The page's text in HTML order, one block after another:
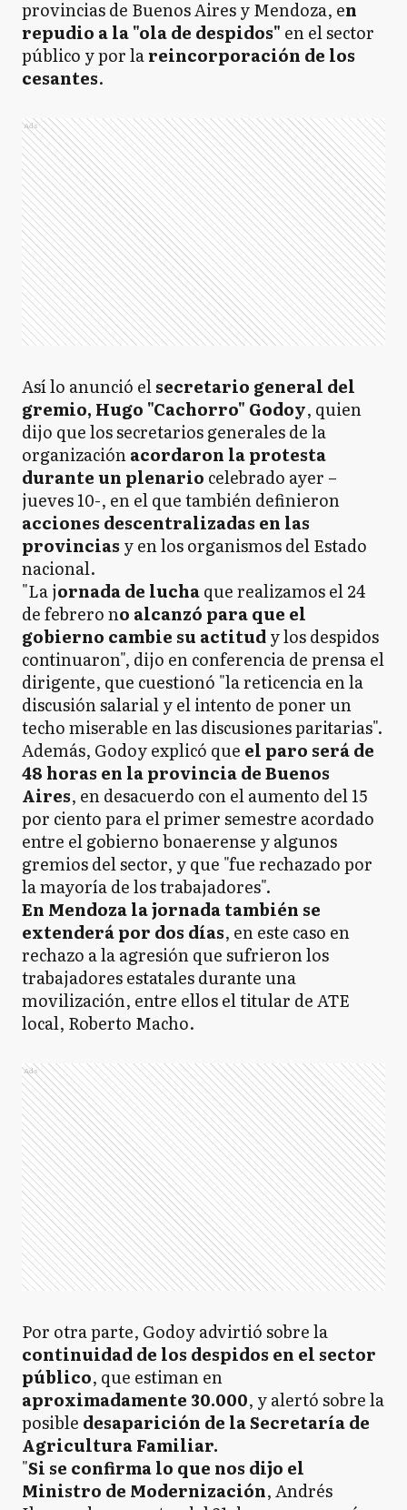
provincias de Buenos Aires y Mendoza, en
repudio a la "ola de despidos" en el sector
público y por lareincorporación de los
cesantes.
Ads
Así lo anunció elsecretario general del
gremio, Hugo "Cachorro" Godoy, quien
dijo que los secretarios generales de la
organizaciónacordaron la protesta
durante un plenario celebrado ayer –
jueves 10-, en el que también definieron
acciones descentralizadas en las
provincias y en los organismos del Estado
nacional.
"La jornada de luchaque realizamos el 24
de febrero no alcanzó para que el
gobierno cambie su actitudy los despidos
continuaron", dijo en conferencia de prensa el
dirigente, que cuestionó "la reticencia en la
discusión salarial y el intento de poner un
techo miserable en las discusiones paritarias".
Además, Godoy explicó que el paro será de
48 horas en la provincia de Buenos
Aires, en desacuerdo con el aumento del 15
por ciento para el primer semestre acordado
entre el gobierno bonaerense y algunos
gremios del sector, y que "fue rechazado por
la mayoría de los trabajadores".
En Mendoza la jornada también se
extenderá por dos días, en este caso en
rechazo a la agresión que sufrieron los
trabajadores estatales durante una
movilización, entre ellos el titular de ATE
local, Roberto Macho.
Ads
Por otra parte, Godoy advirtió sobre la
continuidad de los despidos en el sector
público, que estiman en
aproximadamente 30.000, y alertó sobre la
posible desaparición de la Secretaría de
Agricultura Familiar.
"Si se confirma lo que nos dijo el
Ministro de Modernización, Andrés